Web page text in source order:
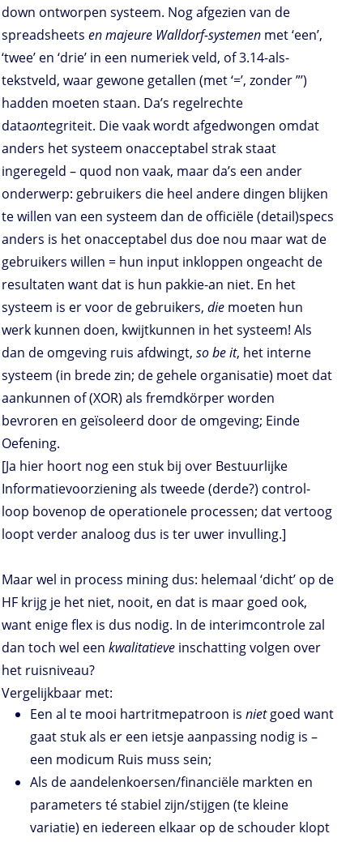
down ontworpen systeem. Nog afgezien van de
spreadsheets en majeure Walldorf-systemen met ‘een’,
‘twee’ en ‘drie’ in een numeriek veld, of 3.14-als-
tekstveld, waar gewone getallen (met ‘=’, zonder ”’)
hadden moeten staan. Da’s regelrechte
dataontegriteit. Die vaak wordt afgedwongen omdat
anders het systeem onacceptabel strak staat
ingeregeld – quod non vaak, maar da’s een ander
onderwerp: gebruikers die heel andere dingen blijken
te willen van een systeem dan de officiële (detail)specs
anders is het onacceptabel dus doe nou maar wat de
gebruikers willen = hun input inkloppen ongeacht de
resultaten want dat is hun pakkie-an niet. En het
systeem is er voor de gebruikers, die moeten hun
werk kunnen doen, kwijtkunnen in het systeem! Als
dan de omgeving ruis afdwingt, so be it, het interne
systeem (in brede zin; de gehele organisatie) moet dat
aankunnen of (XOR) als fremdkörper worden
bevroren en geïsoleerd door de omgeving; Einde
Oefening.
[Ja hier hoort nog een stuk bij over Bestuurlijke
Informatievoorziening als tweede (derde?) control-
loop bovenop de operationele processen; dat vertoog
loopt verder analoog dus is ter uwer invulling.]
Maar wel in process mining dus: helemaal ‘dicht’ op de
HF krijg je het niet, nooit, en dat is maar goed ook,
want enige flex is dus nodig. In de interimcontrole zal
dan toch wel een kwalitatieve inschatting volgen over
het ruisniveau?
Vergelijkbaar met:
Een al te mooi hartritmepatroon is nietgoed want
gaat stuk als er een ietsje aanpassing nodig is –
een modicum Ruis muss sein;
Als de aandelenkoersen/financiële markten en
parameters té stabiel zijn/stijgen (te kleine
variatie) en iedereen elkaar op de schouder klopt